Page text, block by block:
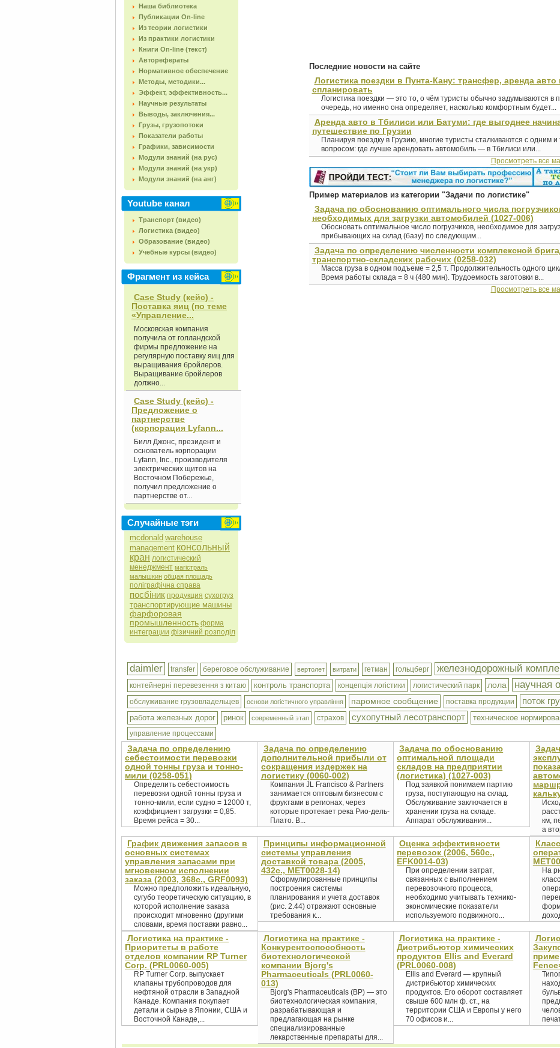
Наша библиотека
Публикации On-line
Из теории логистики
Из практики логистики
Книги On-line (текст)
Авторефераты
Нормативное обеспечение
Методы, методики...
Эффект, эффективность...
Научные результаты
Выводы, заключения...
Грузы, грузопотоки
Показатели работы
Графики, зависимости
Модули знаний (на рус)
Модули знаний (на укр)
Модули знаний (на анг)
Youtube канал
Транспорт (видео)
Логистика (видео)
Образование (видео)
Учебные курсы (видео)
Фрагмент из кейса
Case Study (кейс) -
Поставка яиц (по теме
«Управление...
Московская компания
получила от голландской
фирмы предложение на
регулярную поставку яиц для
выращивания бройлеров.
Выращивание бройлеров
должно...
Case Study (кейс) -
Предложение о
партнерстве
(корпорация Lyfann...
Билл Джонс, президент и
основатель корпорации
Lyfann, Inc., производителя
электрических щитов на
Восточном Побережье,
получил предложение о
партнерстве от...
Случайные тэги
mcdonald warehouse
management консольный
кран логистический
менеджмент магістраль
малышкин общая площадь
поліграфічна справа
посбіник продукция сухогруз
транспортирующие машины
фарфоровая
промышленность форма
интеграции фізичний розподіл
Последние новости на сайте
Логистика поездки в Пунта-Кану: трансфер, аренда авто
спланировать
Логистика поездки — это то, о чём туристы обычно задумываются в
очередь, но именно она определяет, насколько комфортным будет...
Аренда авто в Тбилиси или Батуми: где выгоднее
путешествие по Грузии
Планируя поездку в Грузию, многие туристы сталкиваются с одним и
вопросом: где лучше арендовать автомобиль — в Тбилиси или...
Просмотреть все
Пример материалов из категории "Задачи по логистике"
Задача по обоснованию оптимального числа
необходимых для загрузки автомобилей (1027-006)
Обосновать оптимальное число погрузчиков, необходимое для
прибывающих на склад (базу) по следующим...
Задача по определению численности комплексной
транспортно-складских рабочих (0258-032)
Масса груза в одном подъеме = 2,5 т. Продолжительность одного
Время работы склада = 8 ч (480 мин). Трудоемкость заготовки в...
Просмотреть все
daimler transfer береговое обслуживание вертолет витрати гетман гольцберг железнодорожный
контейнерні перевезення з китаю
контроль транспорта концепція логістики логистический парк лола научная
обслуживание грузовладельцев основи логістичного управління паромное сообщение поставка продукции поток
работа железных дорог ринок современный этап страхов сухопутный лесотранспорт техническое
управление процессами
Задача по определению
себестоимости перевозки
одной тонны груза и тонно-
мили (0258-051)
Определить себестоимость
перевозки одной тонны груза и
тонно-мили, если судно = 12000 т,
коэффициент загрузки = 0,85.
Время рейса = 30...
Задача по определению
дополнительной прибыли от
сокращения издержек на
логистику (0060-002)
Компания JL Francisco & Partners
занимается оптовым бизнесом с
фруктами в регионах, через
которые протекает река Рио-дель-
Плато. В...
Задача по обоснованию
оптимальной площади
складов на предприятии
(логистика) (1027-003)
Под заявкой понимаем партию
груза, поступающую на склад.
Обслуживание заключается в
хранении груза на складе.
Аппарат обслуживания...
км,
а
График движения запасов в
основных системах
управления запасами при
мгновенном исполнении
заказа (2003, 368с., GRF0093)
Можно предположить идеальную,
сугубо теоретическую ситуацию, в
которой исполнение заказа
происходит мгновенно (другими
словами, время поставки равно...
Принципы информационной
системы управления
доставкой товара (2005,
432с., MET0028-14)
Сформулированные принципы
построения системы
планирования и учета доставок
(рис. 2.44) отражают основные
требования к...
Оценка эффективности
перевозок (2006, 560c.,
EFK0014-03)
При определении затрат,
связанных с выполнением
перевозочного процесса,
необходимо учитывать технико-
экономические показатели
используемого подвижного...
На
Логистика на практике -
Приоритеты в работе
отделов компании RP Turner
Corp. (PRL0060-005)
RP Turner Corp. выпускает
клапаны трубопроводов для
нефтяной отрасли в Западной
Канаде. Компания покупает
детали и сырье в Японии, США и
Восточной Канаде,...
Логистика на практике -
Конкурентоспособность
биотехнологической
компании Bjorg's
Pharmaceuticals (PRL0060-
013)
Bjorg's Pharmaceuticals (BP) — это
биотехнологическая компания,
разрабатывающая и
предлагающая на рынке
специализированные
лекарственные препараты для...
Логистика на практике -
Дистрибьютор химических
продуктов Ellis and Everard
(PRL0060-008)
Ellis and Everard — крупный
дистрибьютор химических
продуктов. Его оборот составляет
свыше 600 млн ф. ст., на
территории США и Европы у него
70 офисов и...